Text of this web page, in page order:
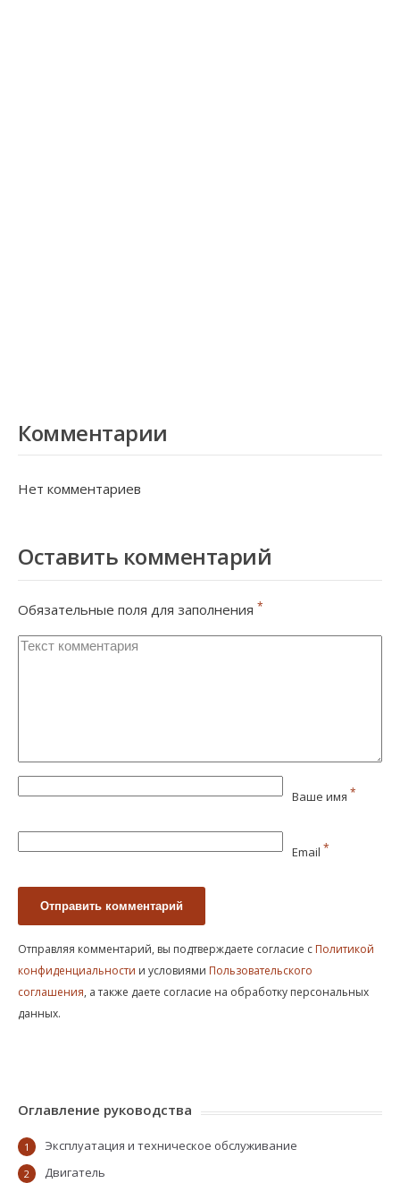
Комментарии
Нет комментариев
Оставить комментарий
Обязательные поля для заполнения *
Ваше имя *
Email *
Отправляя комментарий, вы подтверждаете согласие с Политикой
конфиденциальности и условиями Пользовательского
соглашения, а также даете согласие на обработку персональных
данных.
Оглавление руководства
1 Эксплуатация и техническое обслуживание
2 Двигатель